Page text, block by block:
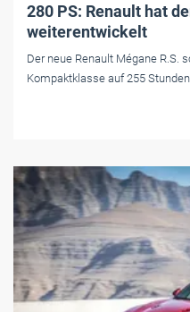
280 PS: Renault hat
weiterentwickelt
Der neue Renault Mégane R.S.
Kompaktklasse auf 255